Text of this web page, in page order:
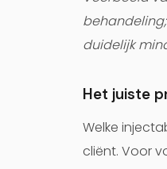
duidelijk
Het juiste
Welke
cliënt. Voor